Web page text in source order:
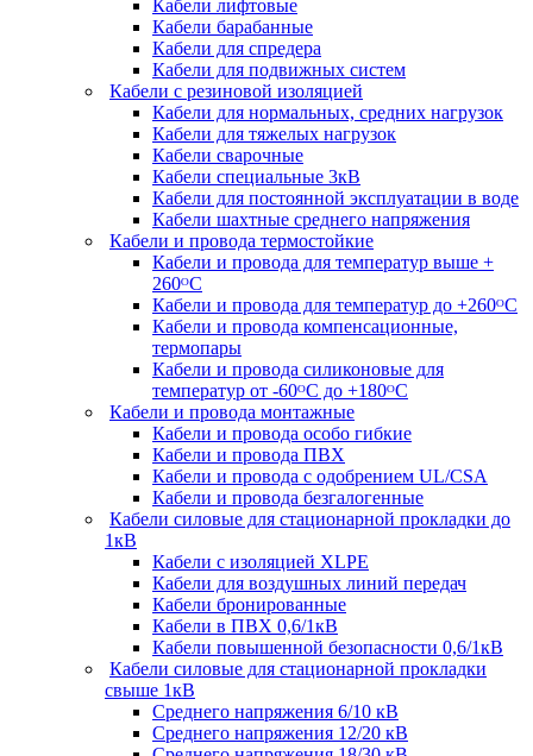
Кабели лифтовые
Кабели барабанные
Кабели для спредера
Кабели для подвижных систем
Кабели с резиновой изоляцией
Кабели для нормальных, средних нагрузок
Кабели для тяжелых нагрузок
Кабели сварочные
Кабели специальные 3кВ
Кабели для постоянной эксплуатации в воде
Кабели шахтные среднего напряжения
Кабели и провода термостойкие
Кабели и провода для температур выше +
260ᴼС
Кабели и провода для температур до +260ᴼС
Кабели и провода компенсационные,
термопары
Кабели и провода силиконовые для
температур от -60ᴼC до +180ᴼС
Кабели и провода монтажные
Кабели и провода особо гибкие
Кабели и провода ПВХ
Кабели и провода с одобрением UL/CSA
Кабели и провода безгалогенные
Кабели силовые для стационарной прокладки до
1кВ
Кабели c изоляцией XLPE
Кабели для воздушных линий передач
Кабели бронированные
Кабели в ПВХ 0,6/1кВ
Кабели повышенной безопасности 0,6/1кВ
Кабели силовые для стационарной прокладки
свыше 1кВ
Среднего напряжения 6/10 кВ
Среднего напряжения 12/20 кВ